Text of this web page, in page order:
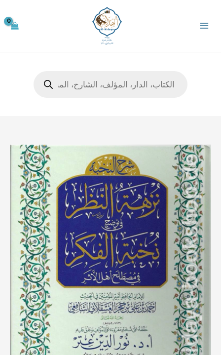
المحتوى
كمية
شرح
النخبة
نزهة
النظر
في
توضيح
نخبة
الفكر
في
مصطلح
أهل
الأثر